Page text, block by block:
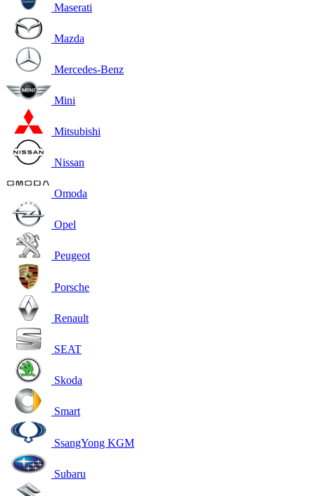
Maserati
Mazda
Mercedes-Benz
Mini
Mitsubishi
Nissan
Omoda
Opel
Peugeot
Porsche
Renault
SEAT
Skoda
Smart
SsangYong KGM
Subaru